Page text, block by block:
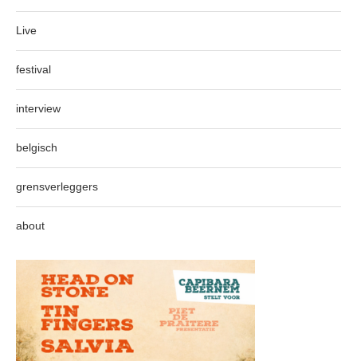
Live
festival
interview
belgisch
grensverleggers
about